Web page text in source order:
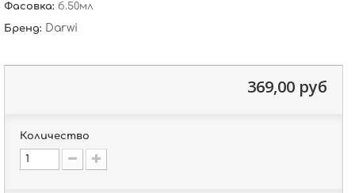
Фасовка: б.50мл
Бренд: Darwi
369,00 руб
Количество